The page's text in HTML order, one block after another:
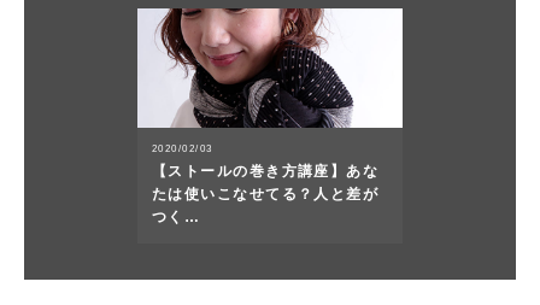
2020/02/03
【ストールの巻き方講座】あな
たは使いこなせてる？人と差が
つく…